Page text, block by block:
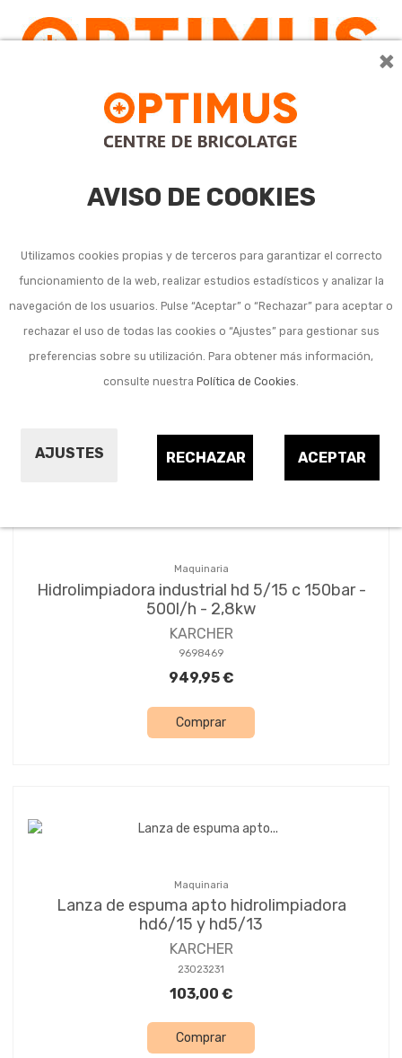
×
AVISO DE COOKIES
Utilizamos cookies propias y de terceros para garantizar el correcto
funcionamiento de la web, realizar estudios estadísticos y analizar la
navegación de los usuarios. Pulse “Aceptar” o “Rechazar” para aceptar o
rechazar el uso de todas las cookies o “Ajustes” para gestionar sus
preferencias sobre su utilización. Para obtener más información,
consulte nuestra Política de Cookies.
AJUSTES ACEPTAR
RECHAZAR
Maquinaria limpieza
industrial y accesorios
Maquinaria
Hidrolimpiadora industrial hd 5/15 c 150bar -
500l/h - 2,8kw
KARCHER
9698469
949,95 €
Comprar
Maquinaria
Lanza de espuma apto hidrolimpiadora
hd6/15 y hd5/13
KARCHER
23023231
103,00 €
Comprar